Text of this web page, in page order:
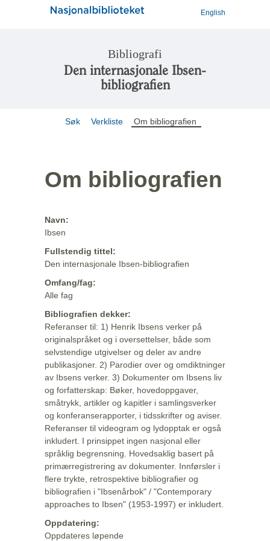
English
Bibliografi
Den internasjonale Ibsen-
bibliografien
Søk Verkliste Om bibliografien
Om bibliografien
Navn:
Ibsen
Fullstendig tittel:
Den internasjonale Ibsen-bibliografien
Omfang/fag:
Alle fag
Bibliografien dekker:
Referanser til: 1) Henrik Ibsens verker på
originalspråket og i oversettelser, både som
selvstendige utgivelser og deler av andre
publikasjoner. 2) Parodier over og omdiktninger
av Ibsens verker. 3) Dokumenter om Ibsens liv
og forfatterskap: Bøker, hovedoppgaver,
småtrykk, artikler og kapitler i samlingsverker
og konferanserapporter, i tidsskrifter og aviser.
Referanser til videogram og lydopptak er også
inkludert. I prinsippet ingen nasjonal eller
språklig begrensning. Hovedsaklig basert på
primærregistrering av dokumenter. Innførsler i
flere trykte, retrospektive bibliografier og
bibliografien i "Ibsenårbok" / "Contemporary
approaches to Ibsen" (1953-1997) er inkludert.
Oppdatering:
Oppdateres løpende